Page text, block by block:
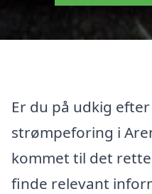
Er du på udkig
strømpeforing i
kommet til det
finde relevant